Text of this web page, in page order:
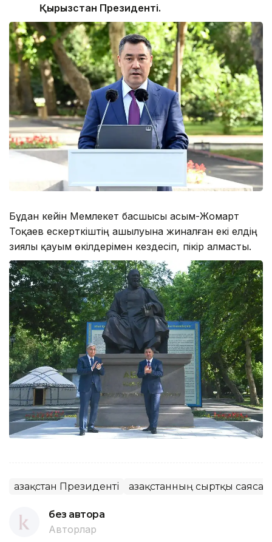
Қырғызстан Президенті.
Бұдан кейін Мемлекет басшысы Қасым-Жомарт
Тоқаев ескерткіштің ашылуына жиналған екі елдің
зиялы қауым өкілдерімен кездесіп, пікір алмасты.
Қазақстан Президенті Қазақстанның сыртқы
без автора
Авторлар